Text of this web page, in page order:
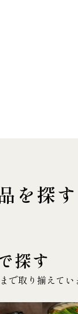
を探す
探す
で取り揃えてい